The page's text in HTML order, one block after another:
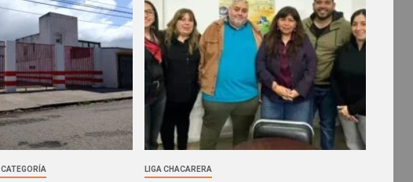
CATEGORÍA LIGA CHACARERA